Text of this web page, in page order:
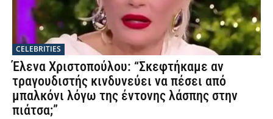
CELEBRITIES
Έλενα Χριστοπούλου: “Σκεφτήκαμε αν
τραγουδιστής κινδυνεύει να πέσει από
μπαλκόνι λόγω της έντονης λάσπης στην
πιάτσα;”